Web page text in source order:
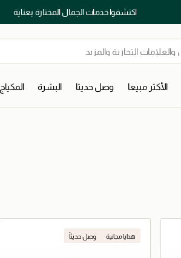
اكتشفوا خدمات الجمال المختارة بعناية
الأكثر مبيعا وصل حديثا البشرة المكياج
هدايا مجانية وصل حديثاً